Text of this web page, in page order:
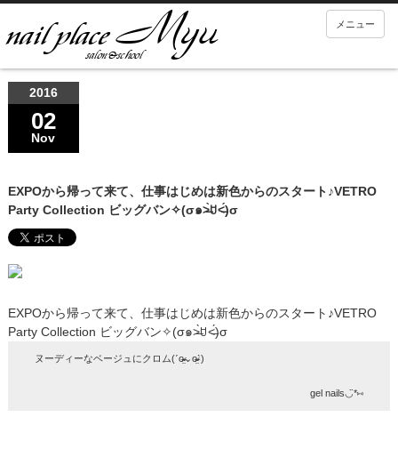
メニュー
2016
02
Nov
EXPOから帰って来て、仕事はじめは新色からのスタート♪VETRO
Party Collection ビッグバン✧(σ๑˃̶̀ꇴ˂̶́)σ
EXPOから帰って来て、仕事はじめは新色からのスタート♪VETRO
Party Collection ビッグバン✧(σ๑˃̶̀ꇴ˂̶́)σ
ヌーディーなベージュにクロム(ˊo̴̶̷̤⌄o̴̶̷̤ˋ)
gel nails◡̈*⑅